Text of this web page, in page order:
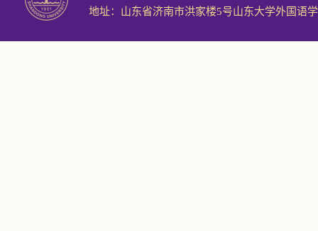
地址：山东省济南市洪家楼5号山东大学外国语